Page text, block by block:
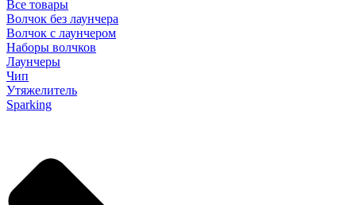
Все товары
Волчок без лаунчера
Волчок с лаунчером
Наборы волчков
Лаунчеры
Чип
Утяжелитель
Sparking